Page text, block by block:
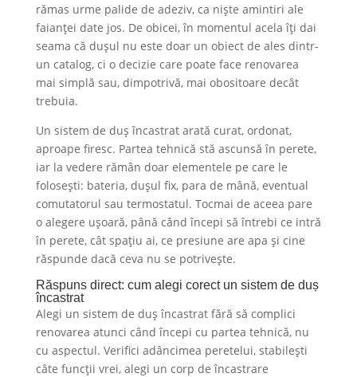
rămas urme palide de adeziv, ca niște amintiri ale
faianței date jos. De obicei, în momentul acela îți dai
seama că dușul nu este doar un obiect de ales dintr-
un catalog, ci o decizie care poate face renovarea
mai simplă sau, dimpotrivă, mai obositoare decât
trebuia.
Un sistem de duș încastrat arată curat, ordonat,
aproape firesc. Partea tehnică stă ascunsă în perete,
iar la vedere rămân doar elementele pe care le
folosești: bateria, dușul fix, para de mână, eventual
comutatorul sau termostatul. Tocmai de aceea pare
o alegere ușoară, până când începi să întrebi ce intră
în perete, cât spațiu ai, ce presiune are apa și cine
răspunde dacă ceva nu se potrivește.
Răspuns direct: cum alegi corect un sistem de duș
încastrat
Alegi un sistem de duș încastrat fără să complici
renovarea atunci când începi cu partea tehnică, nu
cu aspectul. Verifici adâncimea peretelui, stabilești
câte funcții vrei, alegi un corp de încastrare